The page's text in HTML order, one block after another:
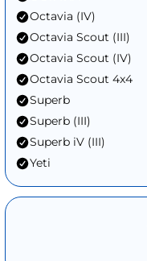
Octavia (IV)
Octavia Scout (III)
Octavia Scout (IV)
Octavia Scout 4x4
Superb
Superb (III)
Superb iV (III)
Yeti